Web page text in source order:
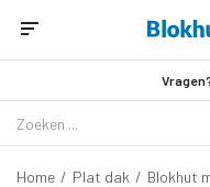
Home / Plat dak / Blokhut